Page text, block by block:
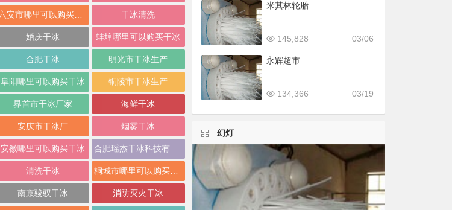
六安市哪里可以购买干冰厂 干冰清洗
婚庆干冰 蚌埠哪里可以购买干冰
合肥干冰 明光市干冰生产
阜阳哪里可以购买干冰 铜陵市干冰生产
界首市干冰厂家 海鲜干冰
安庆市干冰厂 烟雾干冰
安徽哪里可以购买干冰 合肥瑶杰干冰科技有限责任公司
清洗干冰 桐城市哪里可以购买干冰
南京骏驭干冰 消防灭火干冰
米其林轮胎
03/06
145,828
永辉超市
03/19
134,366
幻灯